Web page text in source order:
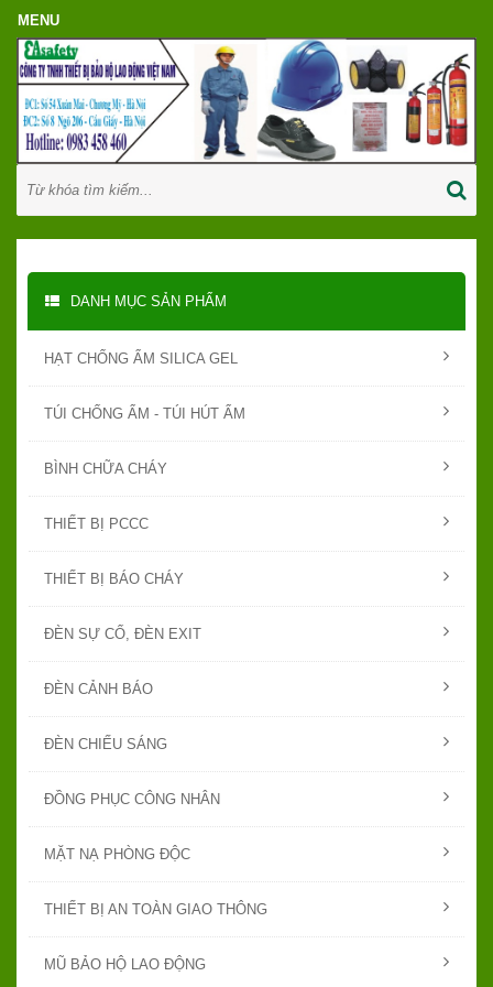
DANH MỤC SẢN PHẨM
HẠT CHỐNG ẨM SILICA GEL
TÚI CHỐNG ẨM - TÚI HÚT ẨM
BÌNH CHỮA CHÁY
THIẾT BỊ PCCC
THIẾT BỊ BÁO CHÁY
ĐÈN SỰ CỐ, ĐÈN EXIT
ĐÈN CẢNH BÁO
ĐÈN CHIẾU SÁNG
ĐỒNG PHỤC CÔNG NHÂN
MẶT NẠ PHÒNG ĐỘC
THIẾT BỊ AN TOÀN GIAO THÔNG
MŨ BẢO HỘ LAO ĐỘNG